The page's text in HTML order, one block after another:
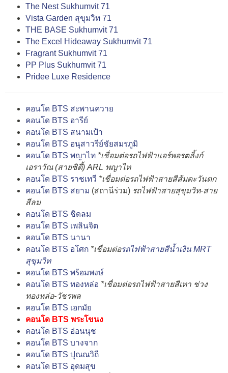
The Nest Sukhumvit 71
Vista Garden สุขุมวิท 71
THE BASE Sukhumvit 71
The Excel Hideaway Sukhumvit 71
Fragrant Sukhumvit 71
PP Plus Sukhumvit 71
Pridee Luxe Residence
คอนโด BTS สะพานควาย
คอนโด BTS อารีย์
คอนโด BTS สนามเป้า
คอนโด BTS อนุสาวรีย์ชัยสมรภูมิ
คอนโด BTS พญาไท *เชื่อมต่อรถไฟฟ้าแอร์พอรตลิ้งก์
เอราวัณ (สายซิตี้) ARL พญาไท
คอนโด BTS ราชเทวี *เชื่อมต่อรถไฟฟ้าสายสีส้มตะวันตก
คอนโด BTS สยาม (สถานีร่วม) รถไฟฟ้าสายสุขุมวิท-สาย
สีลม
คอนโด BTS ชิดลม
คอนโด BTS เพลินจิต
คอนโด BTS นานา
คอนโด BTS อโศก *เชื่อมต่อรถไฟฟ้าสายสีน้ำเงิน MRT
สุขุมวิท
คอนโด BTS พร้อมพงษ์
คอนโด BTS ทองหล่อ *เชื่อมต่อรถไฟฟ้าสายสีเทา ช่วง
ทองหล่อ-วัชรพล
คอนโด BTS เอกมัย
คอนโด BTS พระโขนง
คอนโด BTS อ่อนนุช
คอนโด BTS บางจาก
คอนโด BTS ปุณณวิถี
คอนโด BTS อุดมสุข